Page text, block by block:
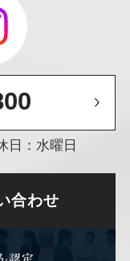
日：水曜日
合わせ